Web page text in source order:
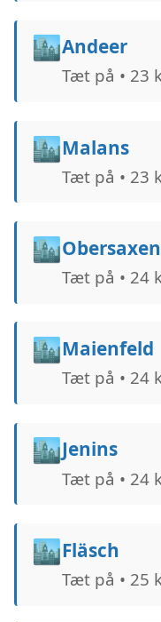
🏙️Andeer
Tæt på • 23
🏙️Malans
Tæt på • 23
🏙️Obersaxen
Tæt på • 24
🏙️Maienfeld
Tæt på • 24
🏙️Jenins
Tæt på • 24
🏙️Fläsch
Tæt på • 25